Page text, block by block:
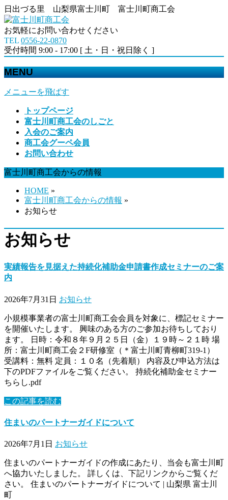
日出づる里 山梨県富士川町 富士川町商工会
お気軽にお問い合わせください
TEL 0556-22-0870
受付時間 9:00 - 17:00 [ 土・日・祝日除く ]
MENU
メニューを飛ばす
トップページ
富士川町商工会のしごと
入会のご案内
商工会グーペ会員
お問い合わせ
富士川町商工会からの情報
HOME »
富士川町商工会からの情報 »
お知らせ
お知らせ
実績報告を見据えた持続化補助金申請書作成セミナーのご案
内
2026年7月31日 お知らせ
小規模事業者の富士川町商工会会員を対象に、標記セミナー
を開催いたします。 興味のある方のご参加お待ちしており
ます。 日時：令和８年９月２５日（金）１９時～２１時 場
所：富士川町商工会２F研修室（＊富士川町青柳町319-1）
受講料：無料 定員：１０名（先着順） 内容及び申込方法は
下のPDFファイルをご覧ください。 持続化補助金セミナー
ちらし.pdf
この記事を読む
住まいのパートナーガイドについて
2026年7月1日 お知らせ
住まいのパートナーガイドの作成にあたり、当会も富士川町
へ協力いたしました。 詳しくは、下記リンクからご覧くだ
さい。 住まいのパートナーガイドについて | 山梨県 富士川
町